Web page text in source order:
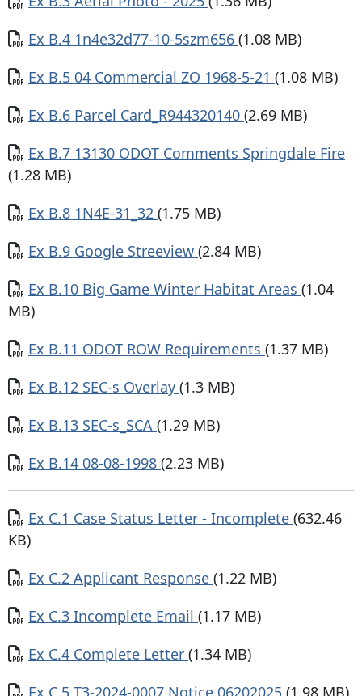
Documento
Ex B.4 1n4e32d77-10-5szm656 (1.08 MB)
Documento
Ex B.5 04 Commercial ZO 1968-5-21 (1.08 MB)
Documento
Ex B.6 Parcel Card_R944320140 (2.69 MB)
Documento
Ex B.7 13130 ODOT Comments Springdale Fire
(1.28 MB)
Documento
Ex B.8 1N4E-31_32 (1.75 MB)
Documento
Ex B.9 Google Streeview (2.84 MB)
Documento
Ex B.10 Big Game Winter Habitat Areas (1.04
MB)
Documento
Ex B.11 ODOT ROW Requirements (1.37 MB)
Documento
Ex B.12 SEC-s Overlay (1.3 MB)
Documento
Ex B.13 SEC-s_SCA (1.29 MB)
Documento
Ex B.14 08-08-1998 (2.23 MB)
Documento
Ex C.1 Case Status Letter - Incomplete (632.46
KB)
Documento
Ex C.2 Applicant Response (1.22 MB)
Documento
Ex C.3 Incomplete Email (1.17 MB)
Documento
Ex C.4 Complete Letter (1.34 MB)
Documento